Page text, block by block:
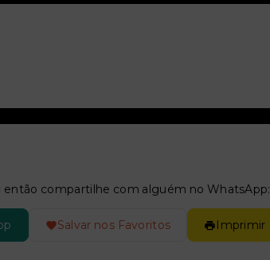
então compartilhe com alguém no WhatsApp:
Salvar nos Favoritos Imprimir